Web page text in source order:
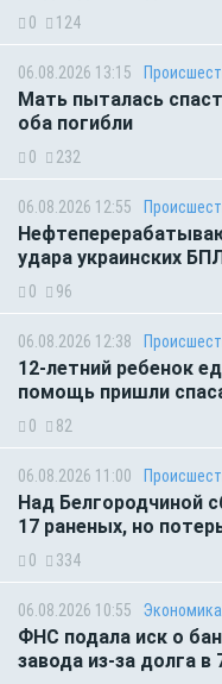
0 124
06.08.2026 13:15
Мать пыталась
оба погибли
0 232
06.08.2026 12:55
удара украинских
0 96
06.08.2026 12:38
12-летний ребенок
помощь пришли
0 82
06.08.2026 11:00
Над Белгородчиной
17 раненых, но
0 334
06.08.2026 10:55 Экономика
ФНС подала иск о
завода из-за долга в